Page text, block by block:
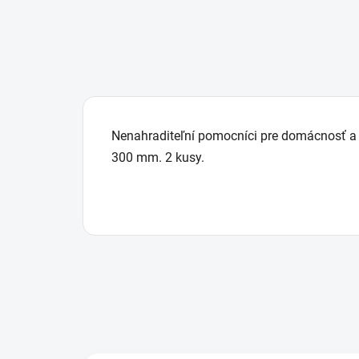
Nenahraditeľní pomocníci pre domácnosť
300 mm. 2 kusy.